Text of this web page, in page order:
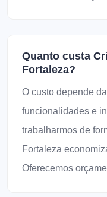
Quanto custa
Fortaleza?
O custo depende
funcionalidades e
trabalharmos de
Fortaleza
Oferecemos